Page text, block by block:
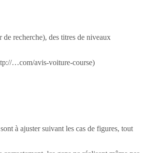
de recherche), des titres de niveaux
…com/avis-voiture-course)
à ajuster suivant les cas de figures, tout